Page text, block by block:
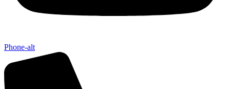
Phone-alt